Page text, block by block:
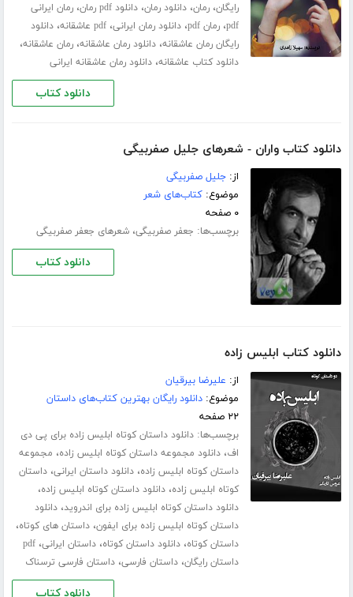
رایگان،رمان،دانلود رمان،دانلود pdf رمان ،رمان ایرانی
pdf،رمان pdf ،دانلود رمان ایرانی،pdf عاشقانه ،دانلود
رایگان رمان عاشقانه،دانلود رمان عاشقانه،رمان عاشقانه،
دانلود کتاب عاشقانه،دانلود رمان عاشقانه ایرانی
دانلود کتاب
دانلود کتاب واران - شعرهای جلیل صفربیگی
از:جلیل صفربیگی
موضوع:کتاب‌های شعر
۰ صفحه
برچسب‌ها: جعفر صفربیگی،شعرهای جعفر صفربیگی
دانلود کتاب
دانلود کتاب ابلیس زاده
از: علیرضا بیرقیان
موضوع:دانلود رایگان بهترین کتاب‌های داستان
۲۲ صفحه
برچسب‌ها:دانلود داستان کوتاه ابلیس زاده برای پی دی
اف،دانلود مجموعه داستان کوتاه ابلیس زاده، مجموعه
داستان کوتاه ابلیس زاده،دانلود داستان ایرانی،داستان
کوتاه ابلیس زاده،دانلود داستان کوتاه ابلیس زاده،
دانلود داستان کوتاه ابلیس زاده برای اندروید،دانلود
داستان کوتاه ابلیس زاده برای ایفون،داستان های کوتاه،
داستان کوتاه،دانلود داستان کوتاه،داستان ایرانی،pdf
داستان رایگان،داستان فارسی،داستان فارسی ترسناک
دانلود کتاب